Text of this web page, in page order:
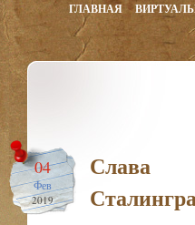
ГЛАВНАЯ
04
Фев
2019
Слава